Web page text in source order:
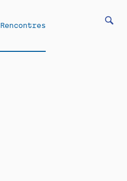
Rencontres